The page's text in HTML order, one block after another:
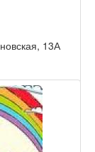
13А